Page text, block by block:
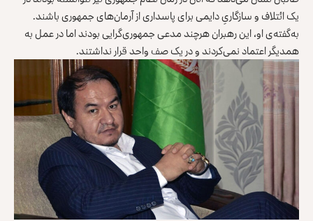
یک ائتلاف و سازگاریِ دایمی برای پاسداری از آرمان‌های جمهوری باشند.
به‌گفته‌ی او، این رهبران هرچند مدعی جمهوری‌گرایی بودند اما در عمل به
همدیگر اعتماد نمی‌کردند و در یک صف واحد قرار نداشتند.